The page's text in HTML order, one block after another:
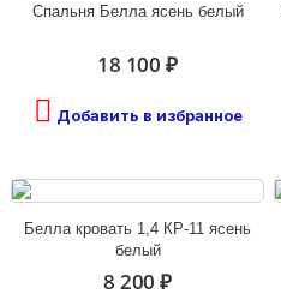
Спальня Белла ясень белый
18 100 ₽
Добавить в избранное
Белла кровать 1,4 КР-11 ясень
белый
8 200 ₽